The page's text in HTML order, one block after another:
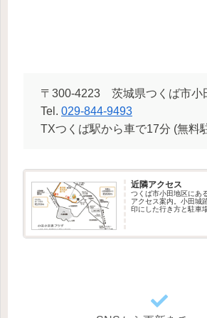
〒300-4223 茨城県つくば市小
Tel. 029-844-9493
TXつくば駅から車で17分 (無料
近隣アクセス
つくば市小田地区にあ
アクセス案内。小田城
印にした行き方と駐車